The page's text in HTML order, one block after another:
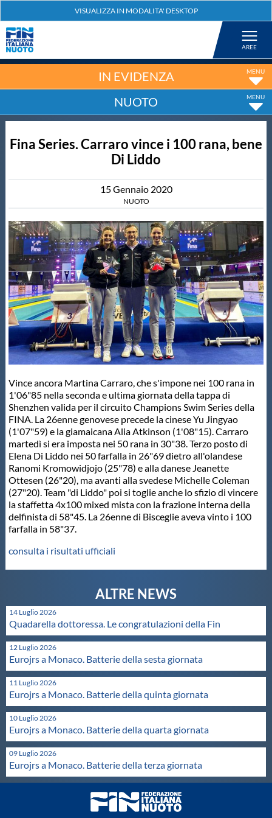
Nuoto
Tuffi
Fondo
Salvamento
Master
Formazione
Scuole Nuoto
Propaganda
Centri Federali
Area Legislativa
Protezione Civile
Sostenibilità
Privacy
Cookie Policy
Archivio News
Flash News
IN EVIDENZA
NUOTO
Fina Series. Carraro vince i 100 rana, bene
Di Liddo
15Gennaio 2020
NUOTO
Vince ancora Martina Carraro, che s'impone nei 100 rana in
1'06"85 nella seconda e ultima giornata della tappa di
Shenzhen valida per il circuito Champions Swim Series della
FINA. La 26enne genovese precede la cinese Yu Jingyao
(1'07"59) e la giamaicana Alia Atkinson (1'08"15). Carraro
martedì si era imposta nei 50 rana in 30"38. Terzo posto di
Elena Di Liddo nei 50 farfalla in 26"69 dietro all'olandese
Ranomi Kromowidjojo (25"78) e alla danese Jeanette
Ottesen (26"20), ma avanti alla svedese Michelle Coleman
(27"20). Team "di Liddo" poi si toglie anche lo sfizio di vincere
la staffetta 4x100 mixed mista con la frazione interna della
delfinista di 58"45. La 26enne di Bisceglie aveva vinto i 100
farfalla in 58"37.
consulta i risultati ufficiali
14 Luglio 2026
Quadarella dottoressa. Le congratulazioni della Fin
12 Luglio 2026
Eurojrs a Monaco. Batterie della sesta giornata
11 Luglio 2026
Eurojrs a Monaco. Batterie della quinta giornata
10 Luglio 2026
Eurojrs a Monaco. Batterie della quarta giornata
09 Luglio 2026
Eurojrs a Monaco. Batterie della terza giornata